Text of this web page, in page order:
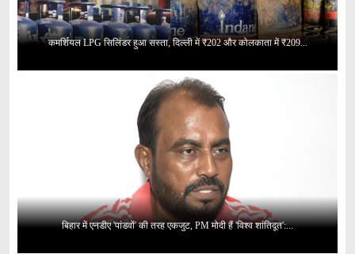
कमर्शियल LPG सिलिंडर हुआ सस्ता, दिल्ली में ₹202 और कोलकाता में ₹209...
बिहार में एनडीए 'पांडवों' की तरह एकजुट, PM मोदी हैं 'विश्व शांतिदूत':...